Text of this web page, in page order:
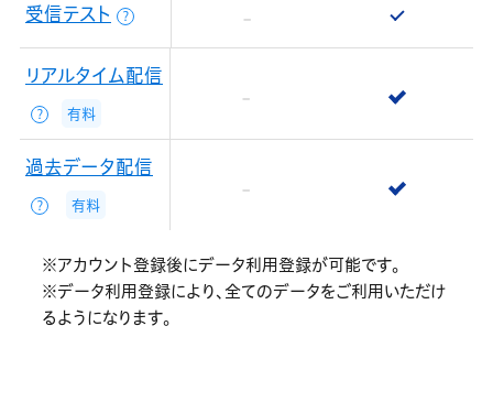
受信テスト ？
リアルタイム配信
？ 有料
過去データ配信
？ 有料
※アカウント登録後にデータ利用登録が可能です。
※データ利用登録により、全てのデータをご利用いただけ
るようになります。